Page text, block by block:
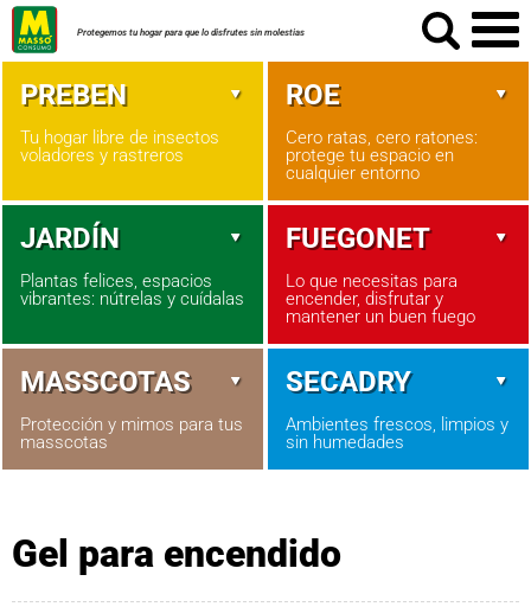
Protegemos tu hogar para que lo disfrutes sin molestias
PREBEN
Tu hogar libre de insectos
voladores y rastreros
ROE
Cero ratas, cero ratones:
protege tu espacio en
cualquier entorno
JARDÍN
Plantas felices, espacios
vibrantes: nútrelas y cuídalas
FUEGONET
Lo que necesitas para
encender, disfrutar y
mantener un buen fuego
MASSCOTAS
Protección y mimos para tus
masscotas
SECADRY
Ambientes frescos, limpios y
sin humedades
Gel para encendido